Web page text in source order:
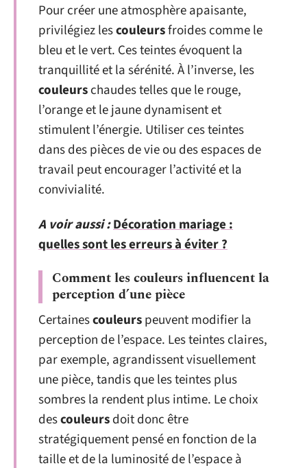
Pour créer une atmosphère apaisante,
privilégiez lescouleursfroides comme le
bleu et le vert. Ces teintes évoquent la
tranquillité et la sérénité. À l’inverse, les
couleurschaudes telles que le rouge,
l’orange et le jaune dynamisent et
stimulent l’énergie. Utiliser ces teintes
dans des pièces de vie ou des espaces de
travail peut encourager l’activité et la
convivialité.
A voir aussi :Décoration mariage :
quelles sont les erreurs à éviter ?
Comment les couleurs influencent la
perception d’une pièce
Certainescouleurspeuvent modifier la
perception de l’espace. Les teintes claires,
par exemple, agrandissent visuellement
une pièce, tandis que les teintes plus
sombres la rendent plus intime. Le choix
descouleursdoit donc être
stratégiquement pensé en fonction de la
taille et de la luminosité de l’espace à